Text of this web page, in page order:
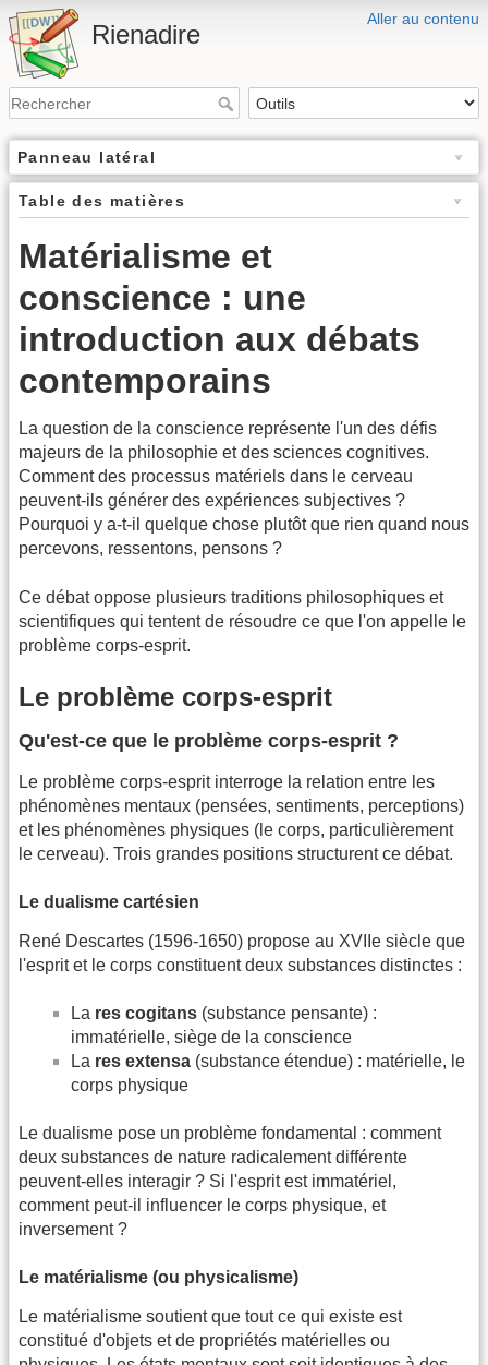
Aller au contenu
Rienadire
Panneau latéral
Table des matières
Matérialisme et
conscience : une
introduction aux débats
contemporains
La question de la conscience représente l'un des défis
majeurs de la philosophie et des sciences cognitives.
Comment des processus matériels dans le cerveau
peuvent-ils générer des expériences subjectives ?
Pourquoi y a-t-il quelque chose plutôt que rien quand nous
percevons, ressentons, pensons ?
Ce débat oppose plusieurs traditions philosophiques et
scientifiques qui tentent de résoudre ce que l'on appelle le
problème corps-esprit.
Le problème corps-esprit
Qu'est-ce que le problème corps-esprit ?
Le problème corps-esprit interroge la relation entre les
phénomènes mentaux (pensées, sentiments, perceptions)
et les phénomènes physiques (le corps, particulièrement
le cerveau). Trois grandes positions structurent ce débat.
Le dualisme cartésien
René Descartes (1596-1650) propose au XVIIe siècle que
l'esprit et le corps constituent deux substances distinctes :
La res cogitans (substance pensante) :
immatérielle, siège de la conscience
La res extensa (substance étendue) : matérielle, le
corps physique
Le dualisme pose un problème fondamental : comment
deux substances de nature radicalement différente
peuvent-elles interagir ? Si l'esprit est immatériel,
comment peut-il influencer le corps physique, et
inversement ?
Le matérialisme (ou physicalisme)
Le matérialisme soutient que tout ce qui existe est
constitué d'objets et de propriétés matérielles ou